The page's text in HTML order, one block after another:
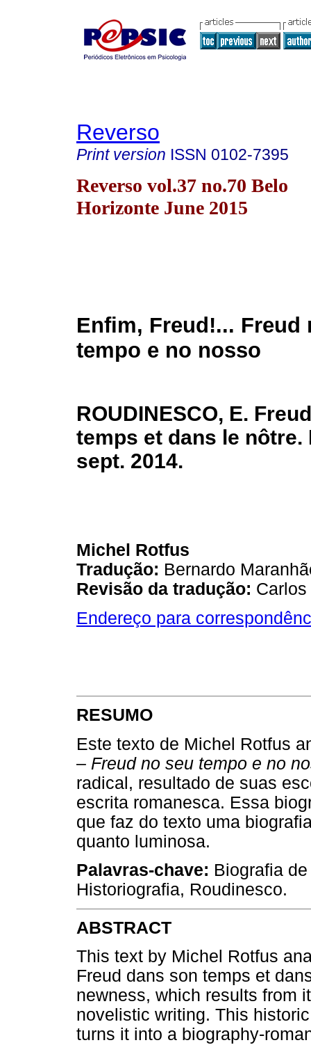
Reverso
Print version ISSN 0102-7395
Reverso vol.37 no.70 Belo
Horizonte June 2015
Enfim, Freud!... Freud
tempo e no nosso
ROUDINESCO, E.
temps et dans le nôtre.
sept. 2014.
Michel Rotfus
Tradução: Bernardo
Revisão da tradução:
Endereço para
RESUMO
Este texto de Michel Rotfus
– Freud no seu tempo e no
radical, resultado de suas
escrita romanesca. Essa
que faz do texto uma
quanto luminosa.
Palavras-chave: Biografia
Historiografia, Roudinesco.
ABSTRACT
This text by Michel Rotfus
Freud dans son temps et
newness, which results from
novelistic writing. This
turns it into a biography-